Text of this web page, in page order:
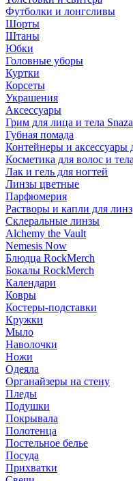
Футболки и лонгсливы
Шорты
Штаны
Юбки
Головные уборы
Куртки
Корсеты
Украшения
Аксессуары
Грим для лица и тела
Губная помада
Контейнеры и аксессуары
Косметика для волос и тела
Лак и гель для ногтей
Линзы цветные
Парфюмерия
Растворы и капли для линз
Склеральные линзы
Alchemy the Vault
Nemesis Now
Блюдца RockMerch
Бокалы RockMerch
Календари
Ковры
Костеры-подставки
Кружки
Мыло
Наволочки
Ножи
Одеяла
Органайзеры на стену
Пледы
Подушки
Покрывала
Полотенца
Постельное белье
Посуда
Прихватки